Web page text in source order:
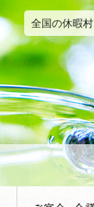
全国の休暇村